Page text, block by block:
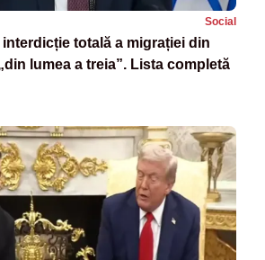
Social
totală a migrației din
lumea a treia”. Lista completă